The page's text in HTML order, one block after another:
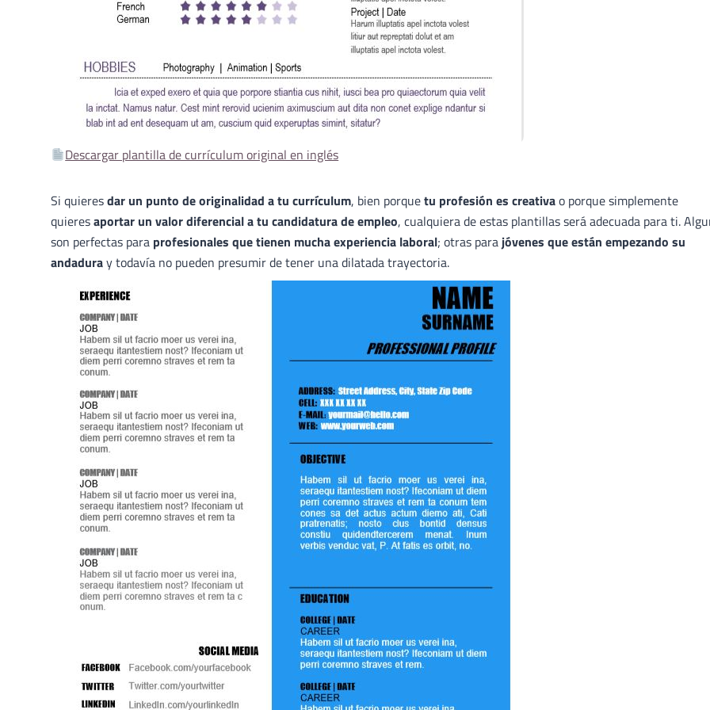
Descargar plantilla de currículum original en inglés
Si quieresdar un punto de originalidad a tu currículum, bien porquetu profesión es creativao porque simplemente
quieresaportar un valor diferencial a tu candidatura de empleo, cualquiera de estas plantillas será adecuada para ti.
son perfectas para profesionales que tienen mucha experiencia laboral; otras para jóvenes que están empezando su
andaduray todavía no pueden presumir de tener una dilatada trayectoria.